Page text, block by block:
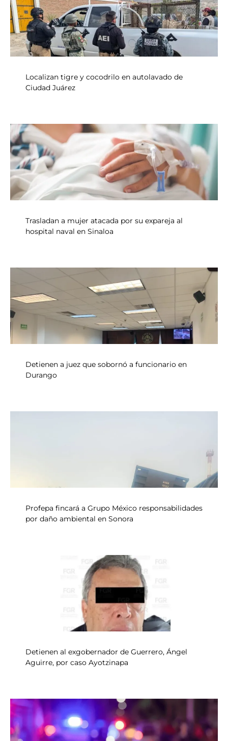
Localizan tigre y cocodrilo en autolavado de
Ciudad Juárez
Trasladan a mujer atacada por su expareja al
hospital naval en Sinaloa
Detienen a juez que sobornó a funcionario en
Durango
Profepa fincará a Grupo México responsabilidades
por daño ambiental en Sonora
Detienen al exgobernador de Guerrero, Ángel
Aguirre, por caso Ayotzinapa